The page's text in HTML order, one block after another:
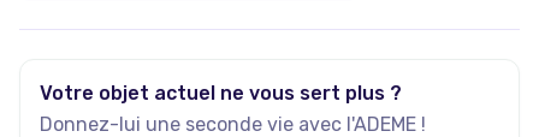
Votre objet actuel ne vous sert plus ?
Donnez-lui une seconde vie avec l'ADEME !